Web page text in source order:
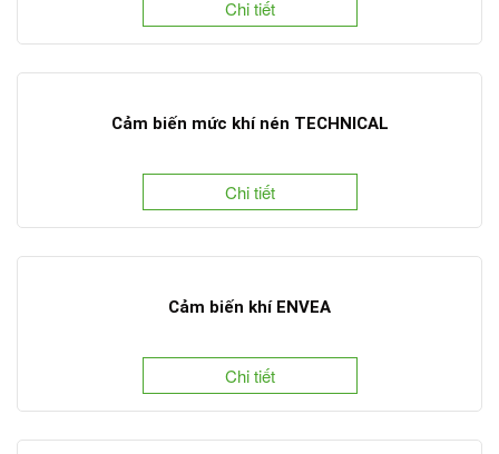
Chi tiết
Cảm biến mức khí nén TECHNICAL
Chi tiết
Cảm biến khí ENVEA
Chi tiết